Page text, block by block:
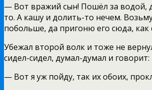
— Вот вражий сын! Пошёл за водой,
то. А кашу и долить-то нечем.
побольше, да пригоню его сюда, как
Убежал второй волк и тоже не
сидел-сидел, думал-думал и говорит:
— Вот я уж пойду, так их обоих,